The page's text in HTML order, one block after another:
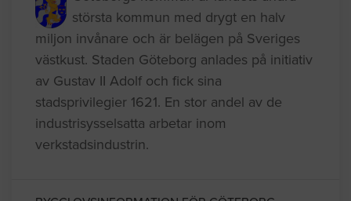
Göteborgs kommun är landets andra
största kommun med drygt en halv
miljon invånare och är belägen på Sveriges
västkust. Staden Göteborg anlades på initiativ
av Gustav II Adolf och fick sina